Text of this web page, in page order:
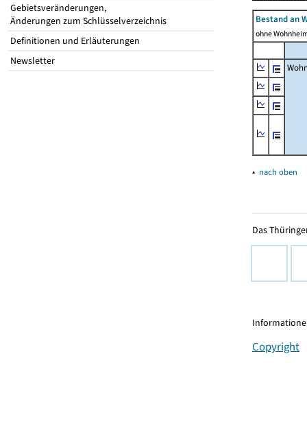
Gebietsveränderungen,
Änderungen zum Schlüsselverzeichnis
Definitionen und Erläuterungen
Newsletter
Bestand an
ohne
▴ nach oben
Das
Copyright